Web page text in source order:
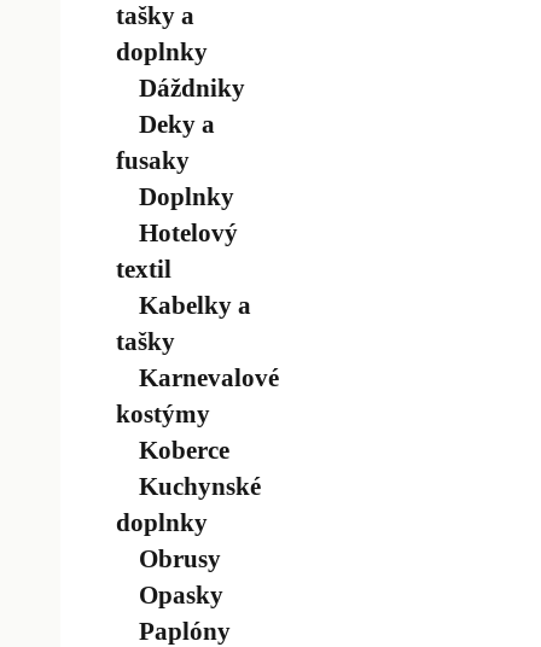
tašky a
doplnky
Dáždniky
Deky a
fusaky
Doplnky
Hotelový
textil
Kabelky a
tašky
Karnevalové
kostýmy
Koberce
Kuchynské
doplnky
Obrusy
Opasky
Paplóny